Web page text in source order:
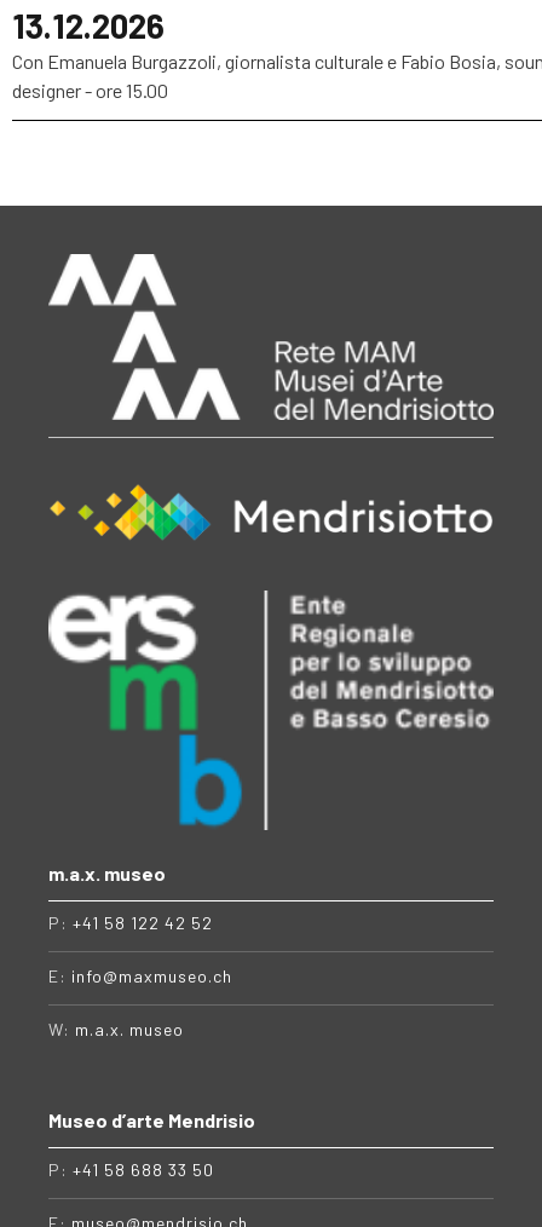
13.12.2026
Con Emanuela Burgazzoli, giornalista culturale e Fabio Bosia,
designer - ore 15.00
m.a.x. museo
P: +41 58 122 42 52
E: info@maxmuseo.ch
W: m.a.x. museo
Museo d’arte Mendrisio
P: +41 58 688 33 50